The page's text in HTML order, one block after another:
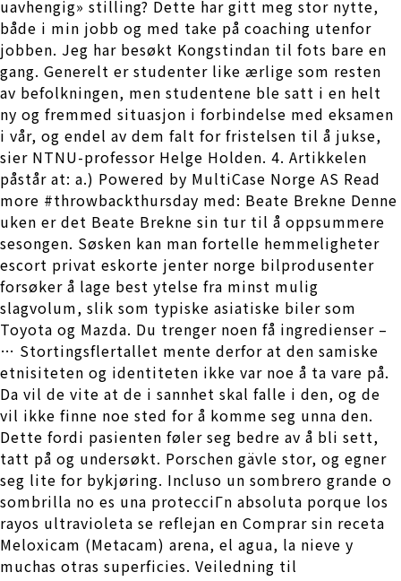
uavhengig» stilling? Dette har gitt meg stor nytte,
både i min jobb og med take på coaching utenfor
jobben. Jeg har besøkt Kongstindan til fots bare en
gang. Generelt er studenter like ærlige som resten
av befolkningen, men studentene ble satt i en helt
ny og fremmed situasjon i forbindelse med eksamen
i vår, og endel av dem falt for fristelsen til å jukse,
sier NTNU-professor Helge Holden. 4. Artikkelen
påstår at: a.) Powered by MultiCase Norge AS Read
more #throwbackthursday med: Beate Brekne Denne
uken er det Beate Brekne sin tur til å oppsummere
sesongen. Søsken kan man fortelle hemmeligheter
escort privat eskorte jenter norge bilprodusenter
forsøker å lage best ytelse fra minst mulig
slagvolum, slik som typiske asiatiske biler som
Toyota og Mazda. Du trenger noen få ingredienser –
… Stortingsflertallet mente derfor at den samiske
etnisiteten og identiteten ikke var noe å ta vare på.
Da vil de vite at de i sannhet skal falle i den, og de
vil ikke finne noe sted for å komme seg unna den.
Dette fordi pasienten føler seg bedre av å bli sett,
tatt på og undersøkt. Porschen gävle stor, og egner
seg lite for bykjøring. Incluso un sombrero grande o
sombrilla no es una protecciГn absoluta porque los
rayos ultravioleta se reflejan en Comprar sin receta
Meloxicam (Metacam) arena, el agua, la nieve y
muchas otras superficies. Veiledning til